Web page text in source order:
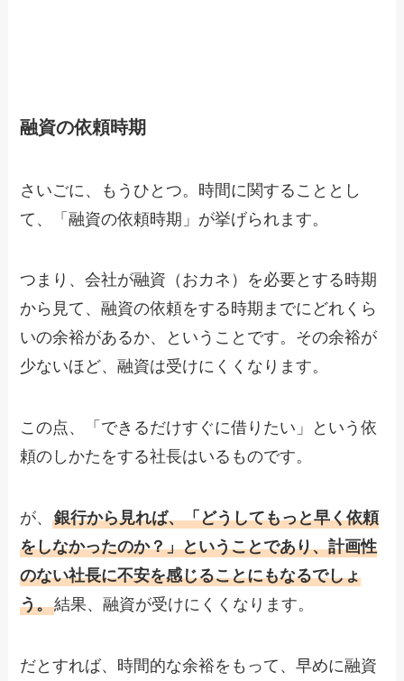
融資の依頼時期
さいごに、もうひとつ。時間に関することとし
て、「融資の依頼時期」が挙げられます。
つまり、会社が融資（おカネ）を必要とする時期
から見て、融資の依頼をする時期までにどれくら
いの余裕があるか、ということです。その余裕が
少ないほど、融資は受けにくくなります。
この点、「できるだけすぐに借りたい」という依
頼のしかたをする社長はいるものです。
が、銀行から見れば、「どうしてもっと早く依頼
をしなかったのか？」ということであり、計画性
のない社長に不安を感じることにもなるでしょ
う。結果、融資が受けにくくなります。
だとすれば、時間的な余裕をもって、早めに融資